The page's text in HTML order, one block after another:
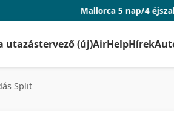
Mallorca 5 nap/4 éjszaka repjeggyel
utazástervező (új)AirHelpHírek
Split